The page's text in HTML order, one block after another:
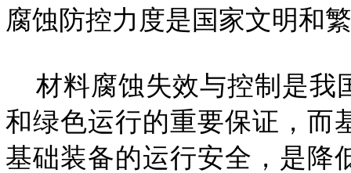
腐蚀防控力度是国家文明和
材料腐蚀失效与控制是我
和绿色运行的重要保证，而
基础装备的运行安全，是降